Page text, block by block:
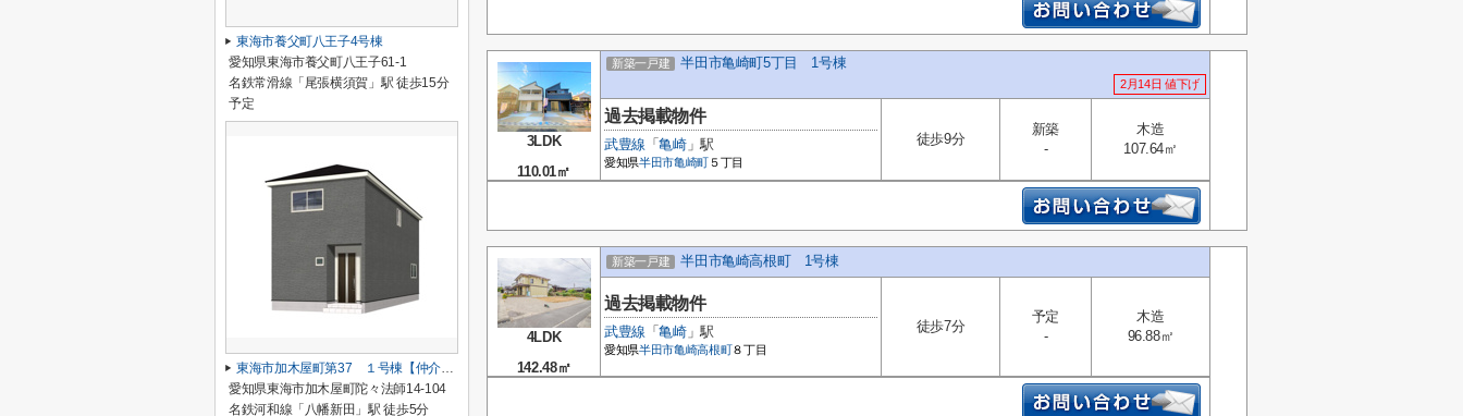
3LDK
110.01㎡
新築一戸建 半田市亀崎町5丁目 1号棟
2月14日 値下げ
過去掲載物件
武豊線 「亀崎」駅
愛知県半田市亀崎町 ５丁目
徒歩9分
新築
-
木造
107.64㎡
4LDK
142.48㎡
新築一戸建 半田市亀崎高根町 1号棟
過去掲載物件
武豊線 「亀崎」駅
愛知県半田市亀崎高根町８丁目
徒歩7分
予定
-
木造
96.88㎡
東海市養父町八王子4号棟
愛知県東海市養父町八王子61-1
名鉄常滑線「尾張横須賀」駅 徒歩15分
予定
東海市加木屋町第37 １号棟【仲介手数料０円】
愛知県東海市加木屋町陀々法師14-104
名鉄河和線「八幡新田」駅 徒歩5分